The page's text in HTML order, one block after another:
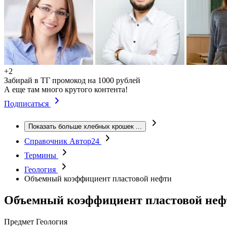
+2
Забирай в ТГ промокод на 1000 рублей
А еще там много крутого контента!
Подписаться
Показать больше хлебных крошек ...
Справочник Автор24
Термины
Геология
Объемный коэффициент пластовой нефти
Объемный коэффициент пластовой
Предмет Геология